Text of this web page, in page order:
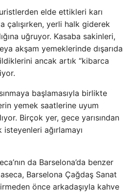
elde ettikleri karı
çalışırken, yerli halk giderek
uğruyor. Kasaba sakinleri,
akşam yemeklerinde dışarıda
ancak artık “kibarca
başlamasıyla birlikte
yemek saatlerine uyum
Birçok yer, gece yarısından
ağırlamayı
da Barselona’da benzer
Barselona Çağdaş Sanat
önce arkadaşıyla kahve